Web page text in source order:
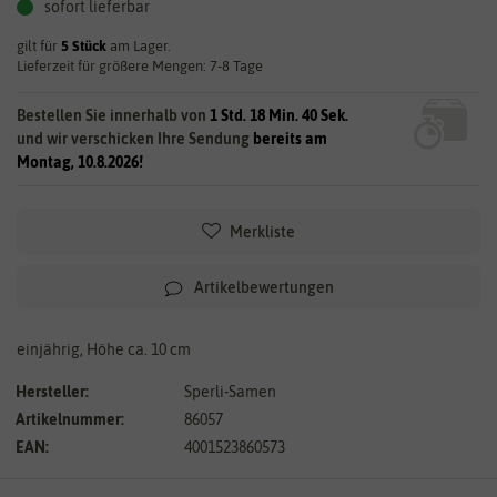
sofort lieferbar
gilt für 5 Stück am Lager.
Lieferzeit für größere Mengen: 7-8 Tage
Bestellen Sie innerhalb von 1 Std. 18 Min. 40 Sek.
und wir verschicken Ihre Sendung bereits am
Montag, 10.8.2026!
Merkliste
Artikelbewertungen
einjährig, Höhe ca. 10 cm
Hersteller:
Sperli-Samen
Artikelnummer:
86057
EAN:
4001523860573